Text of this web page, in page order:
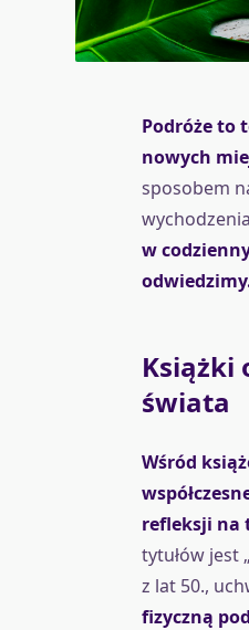
Podróże to
nowych
sposobem
w
Książki
świata
Wśród
refleksji na
tytułów jest
z lat 50.,
fizyczną